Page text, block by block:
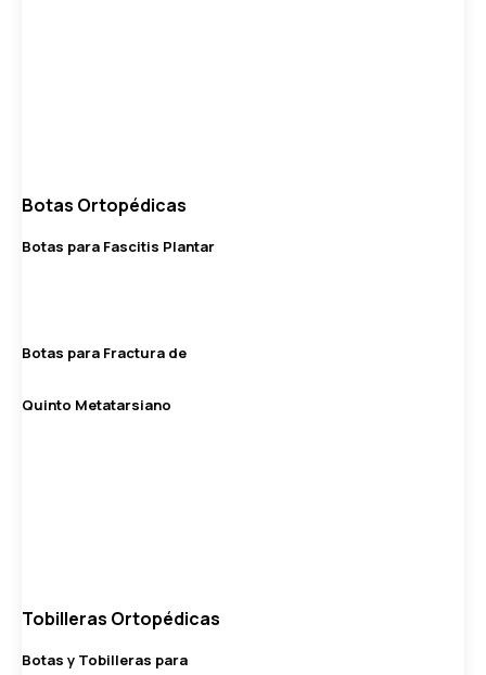
Botas Ortopédicas
Botas para Fascitis Plantar
Botas para Fractura de
Quinto Metatarsiano
Tobilleras Ortopédicas
Botas y Tobilleras para